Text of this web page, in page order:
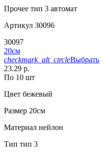
Прочее тип 3 автомат
Артикул 30096
30097
20см
checkmark_alt_circleВыбрать
23.29 р.
По 10 шт
Цвет бежевый
Размер 20см
Материал нейлон
Тип тип 3